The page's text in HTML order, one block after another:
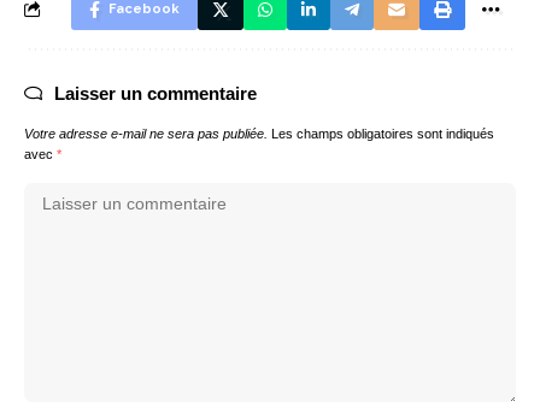
Facebook
Laisser un commentaire
Votre adresse e-mail ne sera pas publiée. Les champs obligatoires sont indiqués
avec *